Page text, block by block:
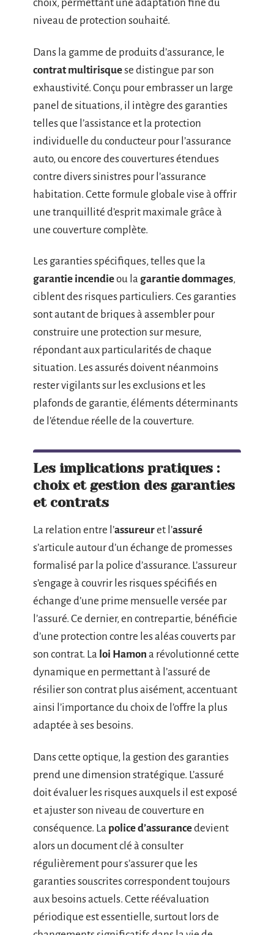
choix, permettant une adaptation fine du
niveau de protection souhaité.
Dans la gamme de produits d’assurance, le
contrat multirisquese distingue par son
exhaustivité. Conçu pour embrasser un large
panel de situations, il intègre des garanties
telles que l’assistance et la protection
individuelle du conducteur pour l’assurance
auto, ou encore des couvertures étendues
contre divers sinistres pour l’assurance
habitation. Cette formule globale vise à offrir
une tranquillité d’esprit maximale grâce à
une couverture complète.
Les garanties spécifiques, telles que la
garantie incendieou la garantie dommages,
ciblent des risques particuliers. Ces garanties
sont autant de briques à assembler pour
construire une protection sur mesure,
répondant aux particularités de chaque
situation. Les assurés doivent néanmoins
rester vigilants sur les exclusions et les
plafonds de garantie, éléments déterminants
de l’étendue réelle de la couverture.
Les implications pratiques :
choix et gestion des garanties
et contrats
La relation entre l’assureuret l’assuré
s’articule autour d’un échange de promesses
formalisé par la police d’assurance. L’assureur
s’engage à couvrir les risques spécifiés en
échange d’une prime mensuelle versée par
l’assuré. Ce dernier, en contrepartie, bénéficie
d’une protection contre les aléas couverts par
son contrat. La loi Hamon a révolutionné cette
dynamique en permettant à l’assuré de
résilier son contrat plus aisément, accentuant
ainsi l’importance du choix de l’offre la plus
adaptée à ses besoins.
Dans cette optique, la gestion des garanties
prend une dimension stratégique. L’assuré
doit évaluer les risques auxquels il est exposé
et ajuster son niveau de couverture en
conséquence. La police d’assurancedevient
alors un document clé à consulter
régulièrement pour s’assurer que les
garanties souscrites correspondent toujours
aux besoins actuels. Cette réévaluation
périodique est essentielle, surtout lors de